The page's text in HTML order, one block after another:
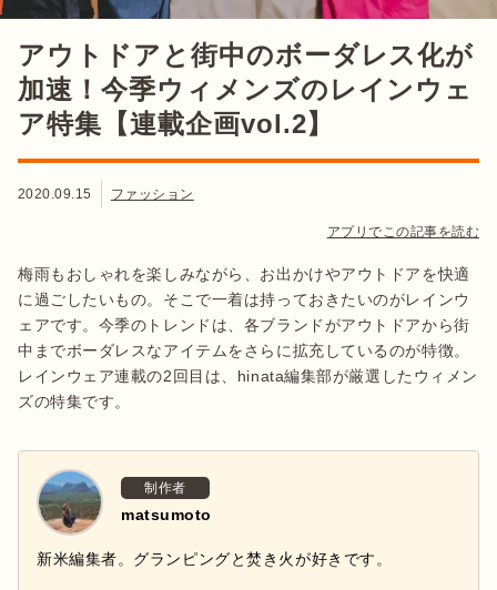
アウトドアと街中のボーダレス化が
加速！今季ウィメンズのレインウェ
ア特集【連載企画vol.2】
2020.09.15 ファッション
アプリでこの記事を読む
梅雨もおしゃれを楽しみながら、お出かけやアウトドアを快適
に過ごしたいもの。そこで一着は持っておきたいのがレインウ
ェアです。今季のトレンドは、各ブランドがアウトドアから街
中までボーダレスなアイテムをさらに拡充しているのが特徴。
レインウェア連載の2回目は、hinata編集部が厳選したウィメン
ズの特集です。
制作者
matsumoto
新米編集者。グランピングと焚き火が好きです。